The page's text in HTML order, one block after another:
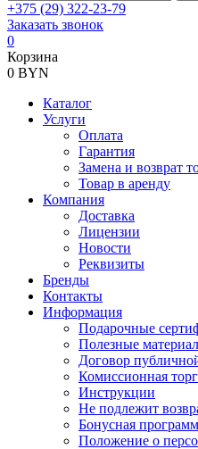
+375 (29) 322-23-79
Заказать звонок
0
Корзина
0 BYN
Каталог
Услуги
Оплата
Гарантия
Замена и возврат
Товар в аренду
Компания
Доставка
Лицензии
Новости
Реквизиты
Бренды
Контакты
Информация
Подарочные
Полезные
Договор
Комиссионная
Инструкции
Не подлежит
Бонусная
Положение о